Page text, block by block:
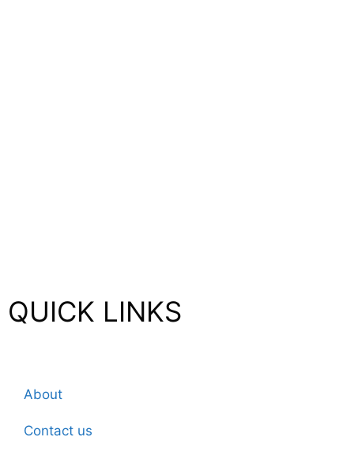
QUICK LINKS
About
Contact us